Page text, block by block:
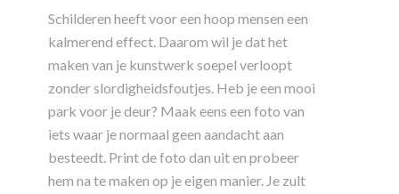
Schilderen heeft voor een hoop mensen een
kalmerend effect. Daarom wil je dat het
maken van je kunstwerk soepel verloopt
zonder slordigheidsfoutjes. Heb je een mooi
park voor je deur? Maak eens een foto van
iets waar je normaal geen aandacht aan
besteedt. Print de foto dan uit en probeer
hem na te maken op je eigen manier. Je zult